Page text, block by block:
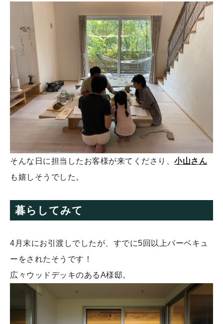
そんな日に担当したお客様が来てくださり、小山さん
も嬉しそうでした。
暮らしてみて
4月末にお引渡しでしたが、すでに5回以上バーベキュ
ーをされたそうです！
広々ウッドデッキのあるA様邸。